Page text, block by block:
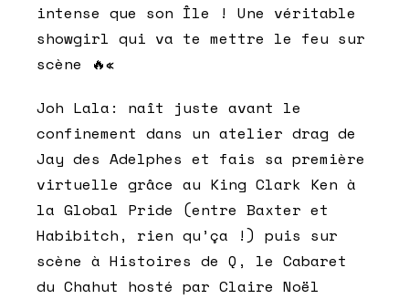
intense que son Île ! Une véritable
showgirl qui va te mettre le feu sur
scène
🔥«
Joh Lala: naît juste avant le
confinement dans un atelier drag de
Jay des Adelphes et fais sa première
virtuelle grâce au King Clark Ken à
la Global Pride (entre Baxter et
Habibitch, rien qu’ça !) puis sur
scène à Histoires de Q, le Cabaret
du Chahut hosté par Claire Noël